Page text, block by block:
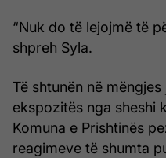
“Nuk do të lejojmë të
shpreh Syla.
Të shtunën në
ekspozitës nga sheshi
Komuna e Prishtinës
reagimeve të shumta